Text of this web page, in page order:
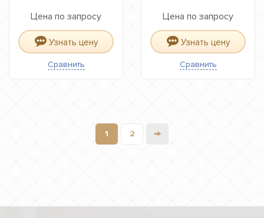
Цена по запросу
Узнать цену
Сравнить
Цена по запросу
Узнать цену
Сравнить
1 2 →